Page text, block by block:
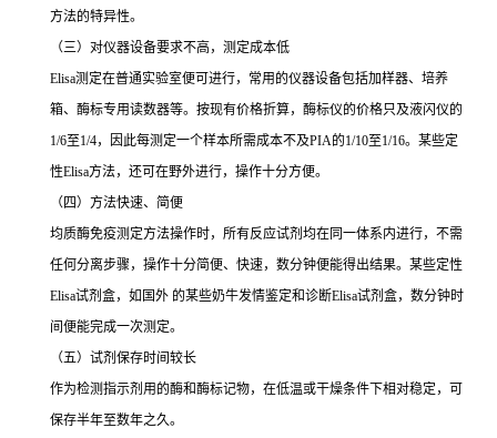
方法的特异性。
（三）对仪器设备要求不高，测定成本低
Elisa测定在普通实验室便可进行，常用的仪器设备包括加样器、培养
箱、酶标专用读数器等。按现有价格折算，酶标仪的价格只及液闪仪的
1/6至1/4，因此每测定一个样本所需成本不及PIA的1/10至1/16。某些定
性Elisa方法，还可在野外进行，操作十分方便。
（四）方法快速、简便
均质酶免疫测定方法操作时，所有反应试剂均在同一体系内进行，不需
任何分离步骤，操作十分简便、快速，数分钟便能得出结果。某些定性
Elisa试剂盒，如国外 的某些奶牛发情鉴定和诊断Elisa试剂盒，数分钟时
间便能完成一次测定。
（五）试剂保存时间较长
作为检测指示剂用的酶和酶标记物，在低温或干燥条件下相对稳定，可
保存半年至数年之久。